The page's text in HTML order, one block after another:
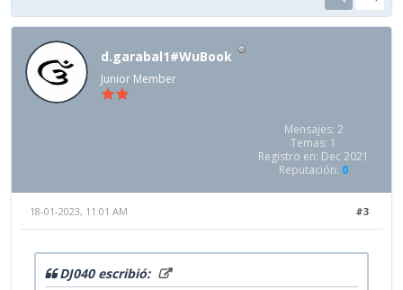
d.garabal1#WuBook
Junior Member
Mensajes: 2
Temas: 1
Registro en: Dec 2021
Reputación: 0
#3
18-01-2023, 11:01 AM
DJ040 escribió: